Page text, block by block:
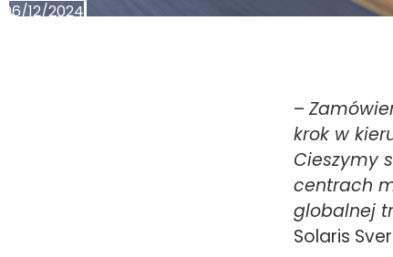
06/12/2024
–
krok w
Cieszymy
centrach
globalnej
Solaris